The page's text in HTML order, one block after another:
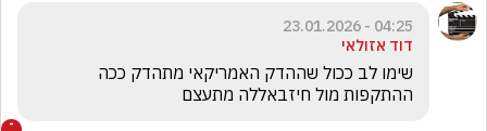
04:25 - 23.01.2026
דוד אזולאי
ההתקפות מול חיזבאללה מתעצם